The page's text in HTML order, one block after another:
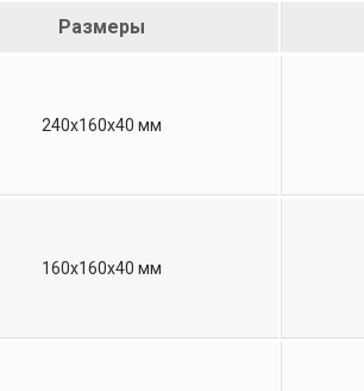
Размеры
240х160х40 мм
160х160х40 мм